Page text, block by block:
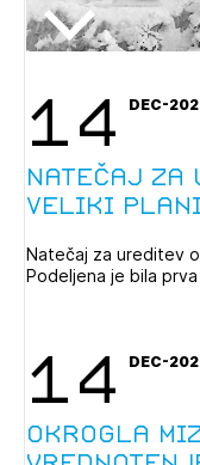
14 DEC-
Natečaj za
Veliki
Natečaj za ureditev
Podeljena je bila
14 DEC-
Okrogla